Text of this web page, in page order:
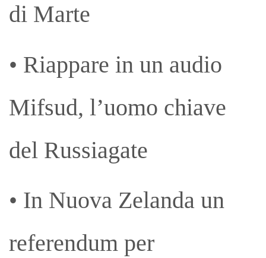
di Marte
• Riappare in un audio
Mifsud, l’uomo chiave
del Russiagate
• In Nuova Zelanda un
referendum per